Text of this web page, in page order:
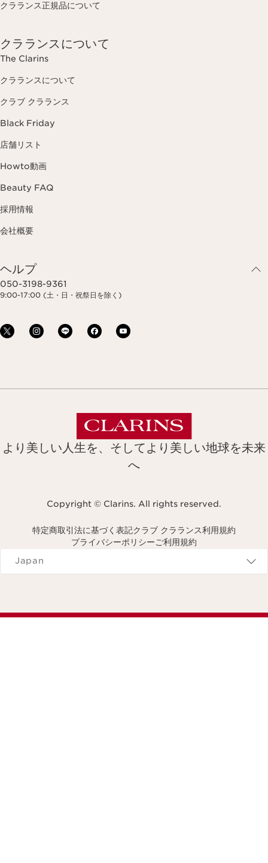
クラランス正規品について
クラランスについて
The Clarins
クラランスについて
クラブ クラランス
Black Friday
店舗リスト
Howto動画
Beauty FAQ
採用情報
会社概要
ヘルプ
050-3198-9361
9:00-17:00 (土・日・祝祭日を除く)
より美しい人生を、そしてより美しい地球を未来
へ
Copyright © Clarins. All rights reserved.
特定商取引法に基づく表記クラブ クラランス利用規約
プライバシーポリシーご利用規約
Navigates to
Japan